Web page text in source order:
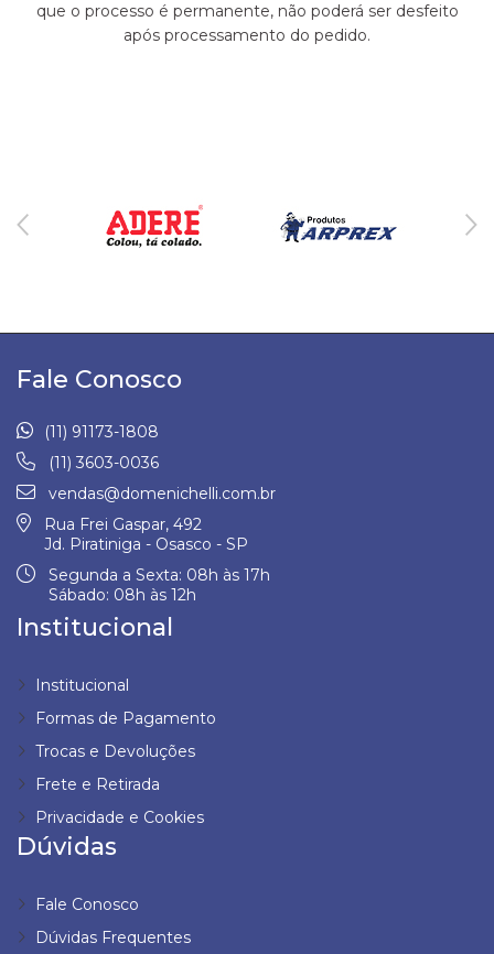
que o processo é permanente, não poderá ser desfeito
após processamento do pedido.
Fale Conosco
(11) 91173-1808
(11) 3603-0036
vendas@domenichelli.com.br
Rua Frei Gaspar, 492
Jd. Piratiniga - Osasco - SP
Segunda a Sexta: 08h às 17h
Sábado: 08h às 12h
Institucional
Institucional
Formas de Pagamento
Trocas e Devoluções
Frete e Retirada
Privacidade e Cookies
Dúvidas
Fale Conosco
Dúvidas Frequentes